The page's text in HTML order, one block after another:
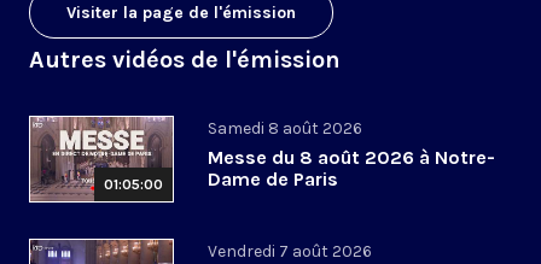
Visiter la page de l'émission
Autres vidéos de l'émission
01:05:00
Samedi 8 août 2026
Messe du 8 août 2026 à Notre-
Dame de Paris
Vendredi 7 août 2026